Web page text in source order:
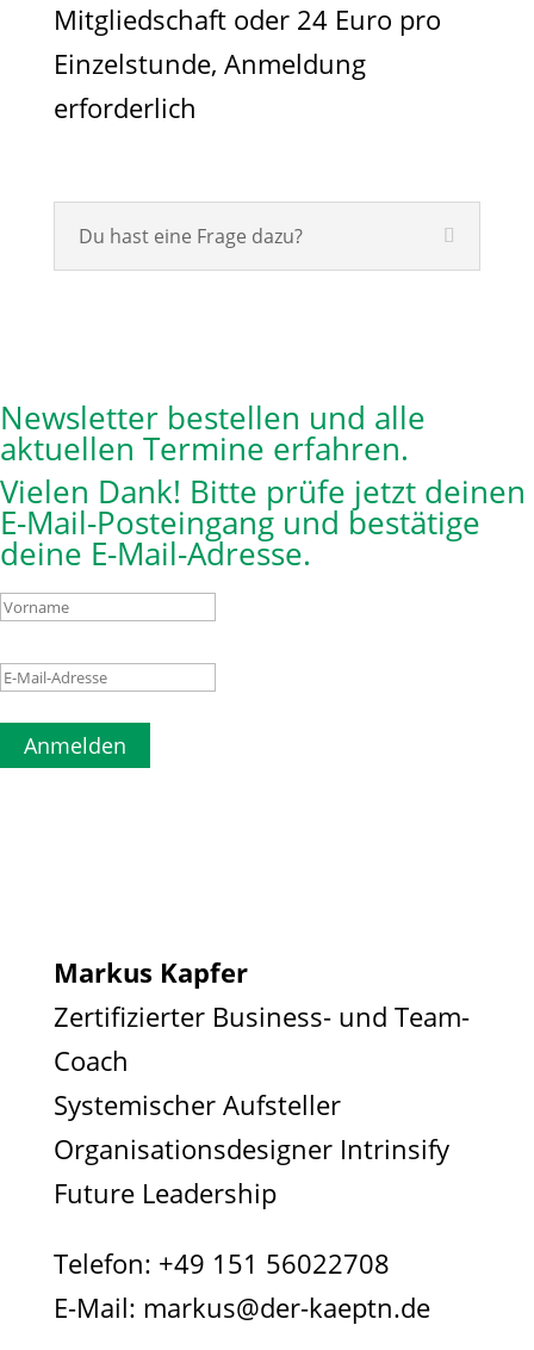
Mitgliedschaft oder 24 Euro pro
Einzelstunde, Anmeldung
erforderlich
Du hast eine Frage dazu?
Newsletter bestellen und alle
aktuellen Termine erfahren.
Vielen Dank! Bitte prüfe jetzt deinen
E-Mail-Posteingang und bestätige
deine E-Mail-Adresse.
Anmelden
Markus Kapfer
Zertifizierter Business- und Team-
Coach
Systemischer Aufsteller
Organisationsdesigner Intrinsify
Future Leadership
Telefon: +49 151 56022708
E-Mail: markus@der-kaeptn.de